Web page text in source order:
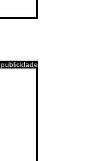
publicidade